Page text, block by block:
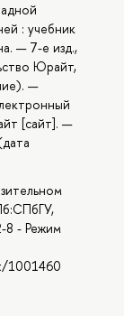
: учебник
— 7-е изд.,
Юрайт,
—
[сайт]. —
8 - Режим
1001460